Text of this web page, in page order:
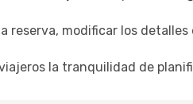
reserva, modificar los detalles
la tranquilidad de